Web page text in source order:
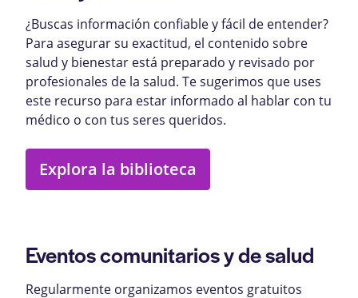
¿Buscas información confiable y fácil de entender?
Para asegurar su exactitud, el contenido sobre
salud y bienestar está preparado y revisado por
profesionales de la salud. Te sugerimos que uses
este recurso para estar informado al hablar con tu
médico o con tus seres queridos.
Explora la biblioteca
Eventos comunitarios y de salud
Regularmente organizamos eventos gratuitos